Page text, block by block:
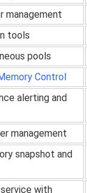
management
tools
pools
Control
alerting and
management
snapshot and
with